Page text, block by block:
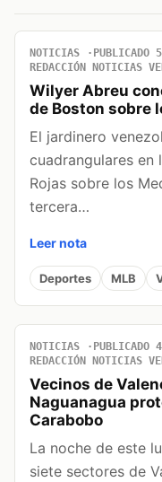
NOTICIAS PUBLICADO
REDACCIÓN NOTICIAS
Wilyer Abreu
de Boston sobre
El jardinero
cuadrangulares
Rojas sobre los
tercera…
Leer nota
Deportes MLB
NOTICIAS PUBLICADO
REDACCIÓN NOTICIAS
Vecinos de
Naguanagua
Carabobo
La noche de este
siete sectores de